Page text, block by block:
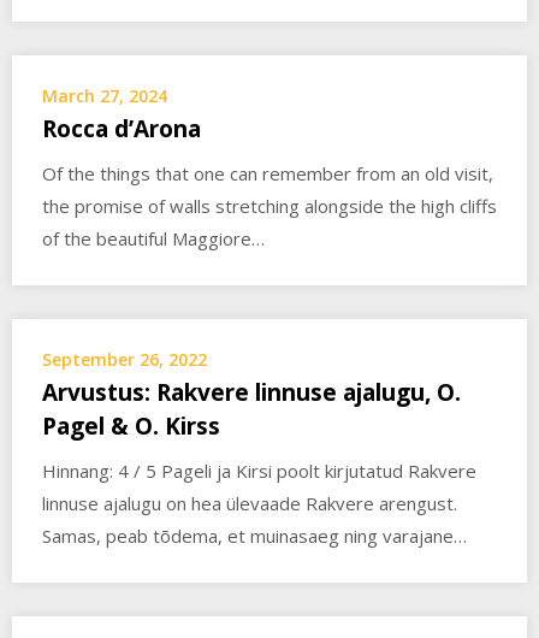
March 27, 2024
Rocca d’Arona
Of the things that one can remember from an old visit,
the promise of walls stretching alongside the high cliffs
of the beautiful Maggiore…
September 26, 2022
Arvustus: Rakvere linnuse ajalugu, O.
Pagel & O. Kirss
Hinnang: 4 / 5 Pageli ja Kirsi poolt kirjutatud Rakvere
linnuse ajalugu on hea ülevaade Rakvere arengust.
Samas, peab tõdema, et muinasaeg ning varajane…